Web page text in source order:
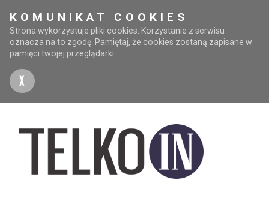
KOMUNIKAT COOKIES
Strona wykorzystuje pliki cookies. Korzystanie z serwisu
oznacza na to zgodę. Pamiętaj, że cookies zostaną zapisane w
pamięci twojej przeglądarki.
X